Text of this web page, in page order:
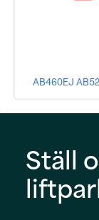
AB460EJ
Ställ